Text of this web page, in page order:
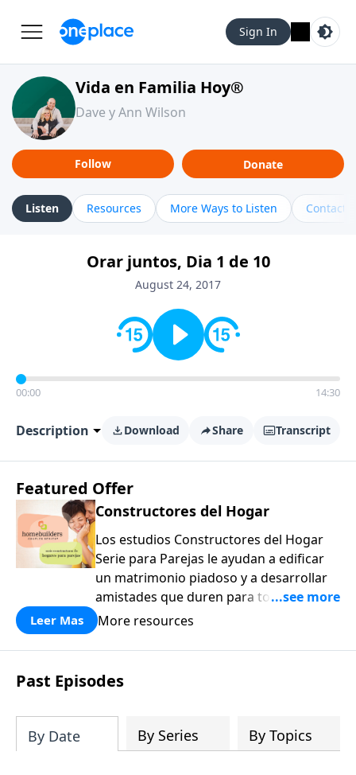
Sign In
Vida en Familia Hoy®
Dave y Ann Wilson
Follow Donate
Listen Resources More Ways to Listen Contact
Orar juntos, Dia 1 de 10
August 24, 2017
00:00 14:30
Description Download Share Transcript
Featured Offer
Constructores del Hogar
Los estudios Constructores del Hogar
Serie para Parejas le ayudan a edificar
un matrimonio piadoso y a desarrollar
amistades que duren para toda la vida.
¡Únase a uno de los estudios de grupos
a casa los principios de la Palabra de
Dios para compartirlos con su familia,
su iglesia y su comunidad!
Leer Mas More resources
Past Episodes
By Date By Series By Topics